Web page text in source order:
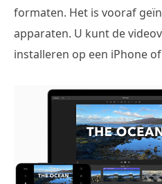
formaten. Het is vooraf
apparaten. U kunt de
installeren op een iPhone